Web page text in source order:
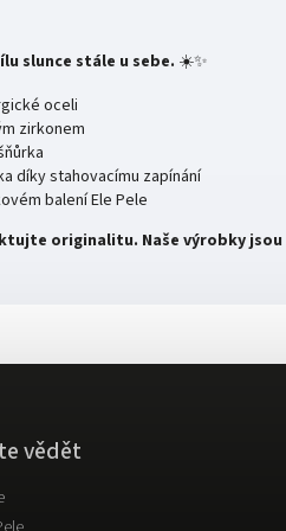
slunce stále u sebe. ☀️✨
oceli
zirkonem
díky stahovacímu zapínání
balení Ele Pele
originalitu. Naše výrobky
vědět